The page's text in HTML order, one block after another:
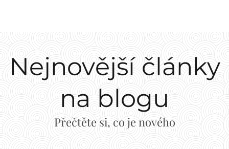
Nejnovější články
na blogu
Přečtěte si, co je nového
02.02.2026
Letící
Hvězda